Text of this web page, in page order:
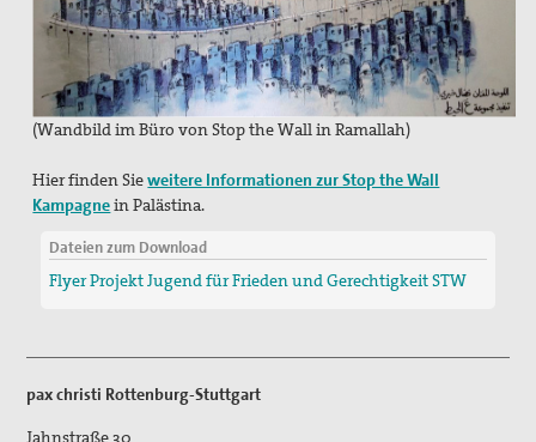
(Wandbild im Büro von Stop the Wall in Ramallah)
Hier finden Sieweitere Informationen zur Stop the Wall
Kampagnein Palästina.
Dateien zum Download
Flyer Projekt Jugend für Frieden und Gerechtigkeit STW
pax christi Rottenburg-Stuttgart
Jahnstraße 30